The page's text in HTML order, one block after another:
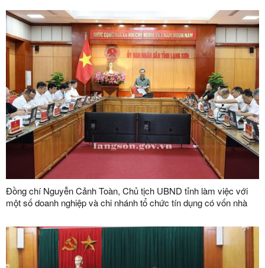
Đồng chí Nguyễn Cảnh Toàn, Chủ tịch UBND tỉnh làm việc với
một số doanh nghiệp và chi nhánh tổ chức tín dụng có vốn nhà